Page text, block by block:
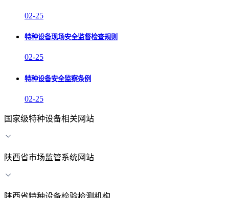
02-25
特种设备现场安全监督检查规则
02-25
特种设备安全监察条例
02-25
国家级特种设备相关网站
陕西省市场监管系统网站
陕西省特种设备检验检测机构